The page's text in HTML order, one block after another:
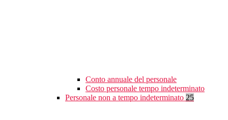
Conto annuale del personale
Costo personale tempo indeterminato
Personale non a tempo indeterminato 25